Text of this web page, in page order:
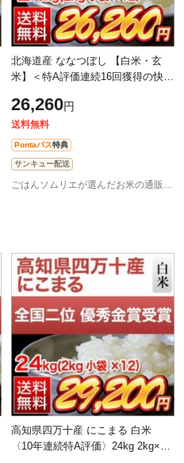
北海道産 ななつぼし 【白米・玄
米】＜特A評価連続16回獲得の快挙
【即日出荷は白米のみ】【米袋は
窒素
26,260円
送料無料
Pontaパス特典
サンキュー配送
ごはんソムリエが選んだお米の通販 お米のくりや
高知県四万十産 にこまる 白米
〈10年連続特A評価〉24kg 2kg×12